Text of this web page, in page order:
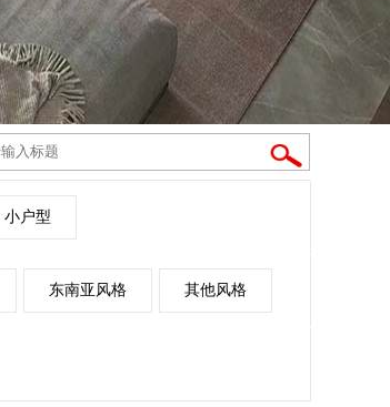
小户型
东南亚风格 其他风格